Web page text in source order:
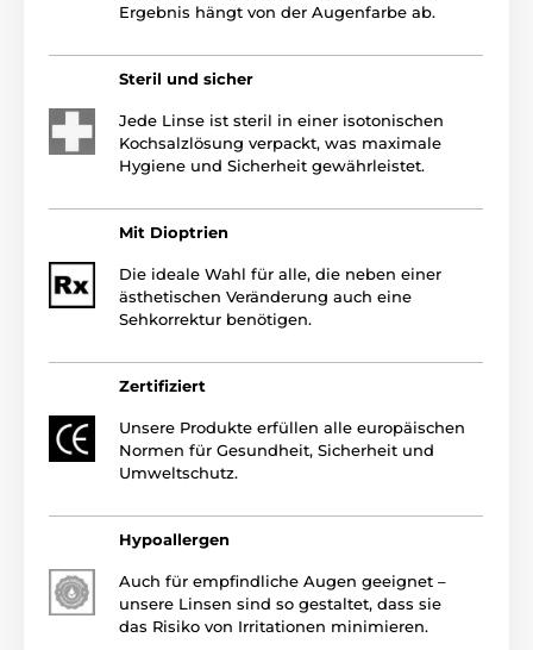
Ergebnis hängt von der Augenfarbe ab.
Steril und sicher
Jede Linse ist steril in einer isotonischen
Kochsalzlösung verpackt, was maximale
Hygiene und Sicherheit gewährleistet.
Mit Dioptrien
Die ideale Wahl für alle, die neben einer
ästhetischen Veränderung auch eine
Sehkorrektur benötigen.
Zertifiziert
Unsere Produkte erfüllen alle europäischen
Normen für Gesundheit, Sicherheit und
Umweltschutz.
Hypoallergen
Auch für empfindliche Augen geeignet –
unsere Linsen sind so gestaltet, dass sie
das Risiko von Irritationen minimieren.